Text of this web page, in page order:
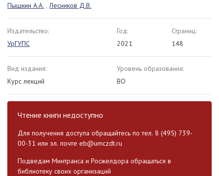
Пышкин А.А. ,Лесников Д.В.
Издательство:
УрГУПС
Год:
2021
Страниц:
148
Вид издания:
Курс лекций
Уровень образования:
ВО
Чтение книги недоступно
Для получения доступа обращайтесь по тел. 8 (495) 739-
00-31 или эл. почте eb@umczdt.ru
Подведам Минтранса и Росжелдора обращаться в
библиотеку своих организаций